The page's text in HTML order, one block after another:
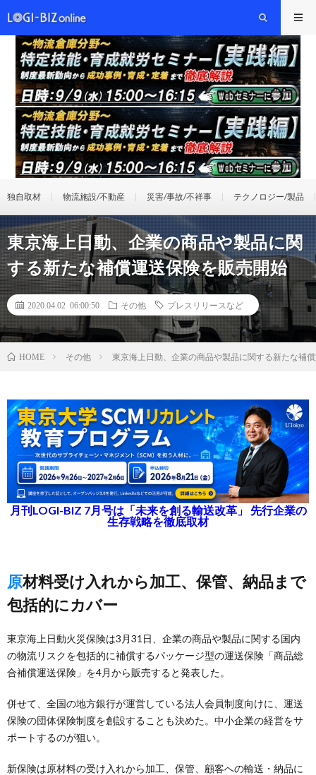
独自取材 物流施設/不動産 災害/事故/不祥事 テクノロジー/製品
東京海上日動、企業の商品や製品に関
する新たな補償運送保険を販売開始
2020.04.02 06:00:50 その他 プレスリリースなど
HOME その他 東京海上日動、企業の商品や製品に関する新たな補
月刊LOGI-BIZ 7月号は「未来を創る輸送改革」 先行企業の
生存戦略を徹底取材
原材料受け入れから加工、保管、納品まで
包括的にカバー
東京海上日動火災保険は3月31日、企業の商品や製品に関する国内
の物流リスクを包括的に補償するパッケージ型の運送保険「商品総
合補償運送保険」を4月から販売すると発表した。
併せて、全国の地方銀行が運営している法人会員制度向けに、運送
保険の団体保険制度を創設することも決めた。中小企業の経営をサ
ポートするのが狙い。
新保険は原材料の受け入れから加工、保管、顧客への輸送・納品に